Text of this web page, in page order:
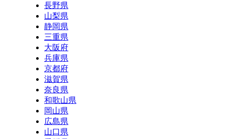
長野県
山梨県
静岡県
三重県
大阪府
兵庫県
京都府
滋賀県
奈良県
和歌山県
岡山県
広島県
山口県